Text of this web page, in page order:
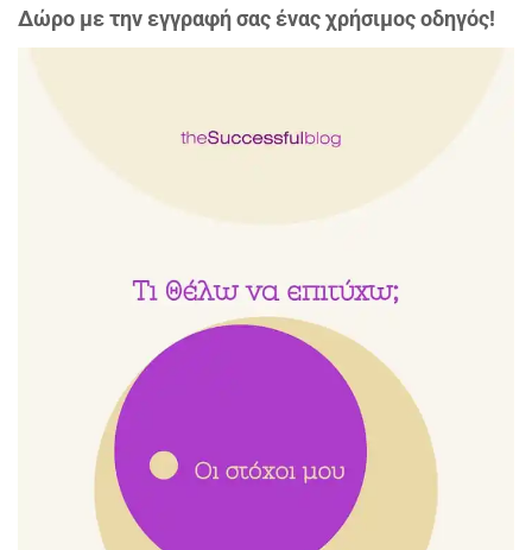
Δώρo με την εγγραφή σας ένας χρήσιμος οδηγός!